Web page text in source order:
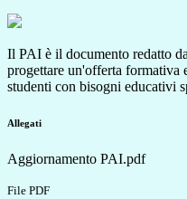
Il PAI è il documento redatto
progettare un'offerta formativa
studenti con bisogni educativi
Allegati
Aggiornamento PAI.pdf
File PDF